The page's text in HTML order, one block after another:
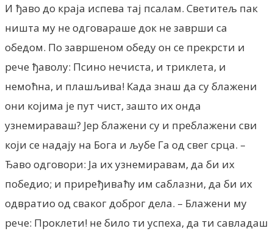
И ђаво до краја испева тај псалам. Светитељ пак
ништа му не одговараше док не заврши са
обедом. По завршеном обеду он се прекрсти и
рече ђаволу: Псино нечиста, и триклета, и
немоћна, и плашљива! Када знаш да су блажени
они којима је пут чист, зашто их онда
узнемираваш? Јер блажени су и преблажени сви
који се надају на Бога и љубе Га од свег срца. –
Ђаво одговори: Ја их узнемиравам, да би их
победио; и приређиваћу им саблазни, да би их
одвратио од сваког доброг дела. – Блажени му
рече: Проклети! не било ти успеха, да ти савладаш